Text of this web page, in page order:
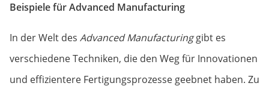
Beispiele für Advanced Manufacturing
In der Welt des Advanced Manufacturinggibt es
verschiedene Techniken, die den Weg für Innovationen
und effizientere Fertigungsprozesse geebnet haben. Zu